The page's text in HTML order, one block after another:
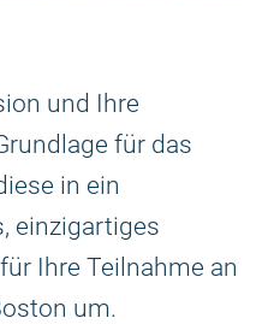
und Ihre
für das
in ein
einzigartiges
Ihre Teilnahme an
um.